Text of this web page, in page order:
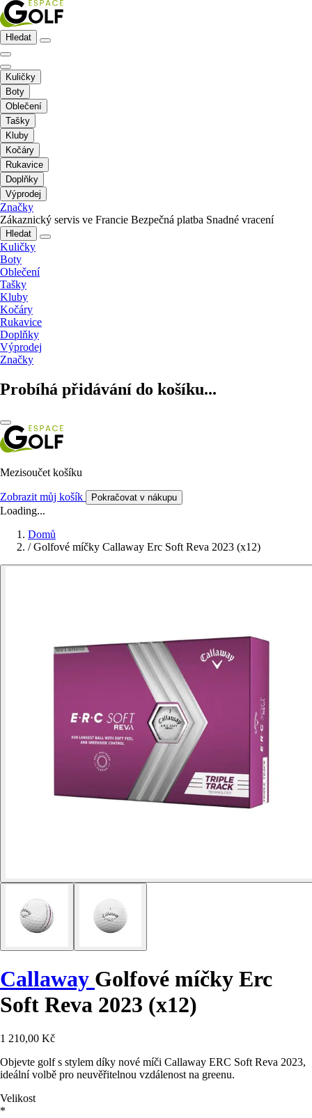
Hledat
Kuličky
Boty
Oblečení
Tašky
Kluby
Kočáry
Rukavice
Doplňky
Výprodej
Značky
Zákaznický servis ve Francie Bezpečná platba Snadné vracení
Hledat
Kuličky
Boty
Oblečení
Tašky
Kluby
Kočáry
Rukavice
Doplňky
Výprodej
Značky
Probíhá přidávání do košíku...
Mezisoučet košíku
Zobrazit můj košík Pokračovat v nákupu
Loading...
Domů
/ Golfové míčky Callaway Erc Soft Reva 2023 (x12)
Callaway Golfové míčky Erc
Soft Reva 2023 (x12)
1 210,00 Kč
Objevte golf s stylem díky nové míči Callaway ERC Soft Reva 2023,
ideální volbě pro neuvěřitelnou vzdálenost na greenu.
Velikost
*